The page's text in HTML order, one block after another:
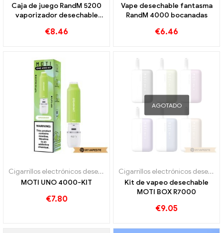
Caja de juego RandM 5200
vaporizador desechable
€8.46
Vape desechable fantasma
RandM 4000 bocanadas
€6.46
Cigarrillos electrónicos desechables ,Cigarrillos electrónicos
MOTI UNO 4000-KIT
€7.80
AGOTADO
Cigarrillos electrónicos desechables
Kit de vapeo desechable
MOTI BOX R7000
€9.05